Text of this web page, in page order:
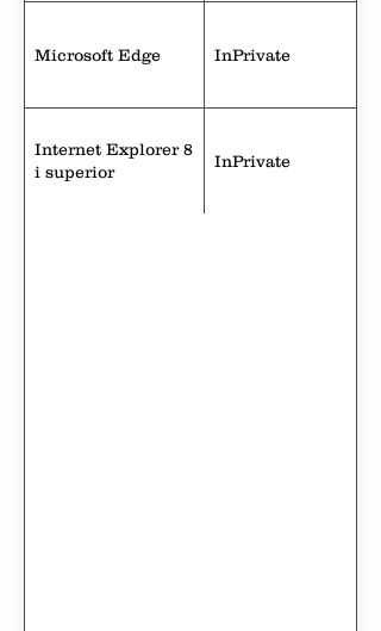
Microsoft Edge InPrivate
Internet Explorer 8
i superior
InPrivate